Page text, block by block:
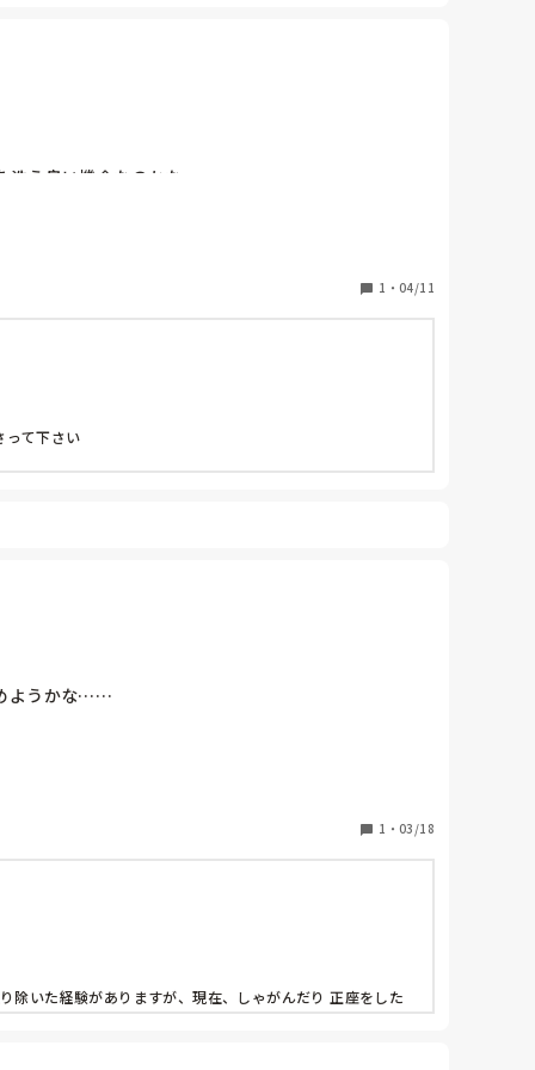
う良い機会なのかな。
1 ・ 04/11
って下さい
ようかな……
1 ・ 03/18
除いた経験がありますが、現在、しゃがんだり 正座をした
りするなど、膝に負担がかからないような方法を自分なり